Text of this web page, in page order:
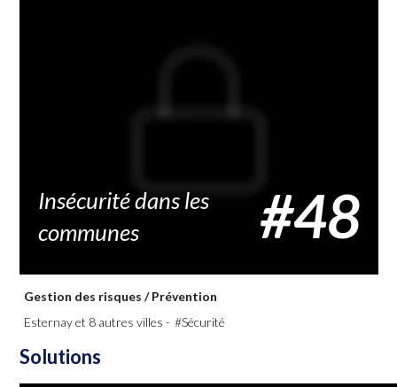
Transports Urbanisme
Insécurité dans les
communes
#48
Gestion des risques/ Prévention
Esternay et 8 autres villes - #Sécurité
Solutions